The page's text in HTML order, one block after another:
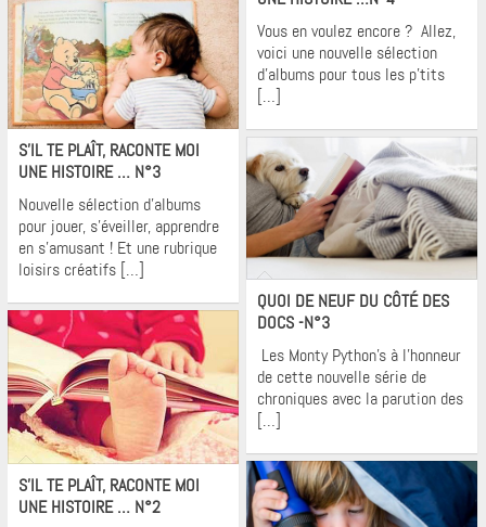
Vous en voulez encore ? Allez,
voici une nouvelle sélection
d’albums pour tous les p’tits
[…]
Krons
S’IL TE PLAÎT, RACONTE MOI
UNE HISTOIRE … N°3
Nouvelle sélection d’albums
pour jouer, s’éveiller, apprendre
en s’amusant ! Et une rubrique
loisirs créatifs […]
Krons
QUOI DE NEUF DU CÔTÉ DES
DOCS -N°3
Les Monty Python’s à l’honneur
de cette nouvelle série de
chroniques avec la parution des
[…]
Krons
S’IL TE PLAÎT, RACONTE MOI
UNE HISTOIRE … N°2